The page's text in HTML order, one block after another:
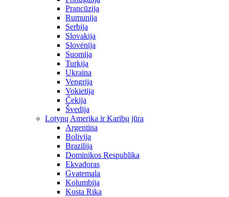
Prancūzija
Rumunija
Serbija
Slovakija
Slovėnija
Suomija
Turkija
Ukraina
Vengrija
Vokietija
Čekija
Švedija
Lotynų Amerika ir Karibų jūra
Argentina
Bolivija
Brazilija
Dominikos Respublika
Ekvadoras
Gvatemala
Kolumbija
Kosta Rika